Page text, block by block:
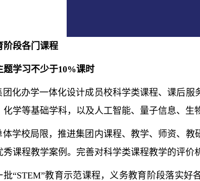
阶段各门课程
学习不少于10%课时
办学一体化设计成员校科学类课程、课后服
化学等基础学科，以及人工智能、量子信息、生
校局限，推进集团内课程、教学、师资、教
课程教学案例。完善对科学类课程教学的评价
教育示范课程，义务教育阶段落实好